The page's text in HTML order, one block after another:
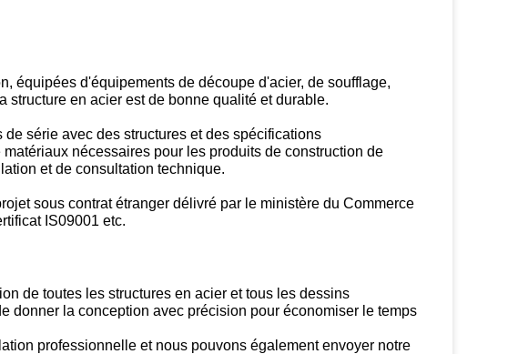
équipées d'équipements de découpe d'acier, de soufflage,
structure en acier est de bonne qualité et durable.
série avec des structures et des spécifications
nécessaires pour les produits de construction de
et de consultation technique.
sous contrat étranger délivré par le ministère du Commerce
IS09001 etc.
de toutes les structures en acier et tous les dessins
donner la conception avec précision pour économiser le temps
professionnelle et nous pouvons également envoyer notre